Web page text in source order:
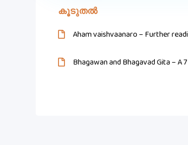
കൂടുതൽ
Aham vaishvaanaro – Further
Bhagawan and Bhagavad Gita – A